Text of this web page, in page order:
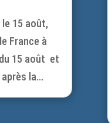
15 août,
France à
15 août et
la...